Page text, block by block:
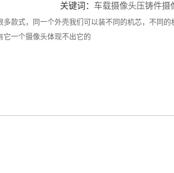
关键词： 车载摄像头压铸件摄
款式，同一个外壳我们可以装不同的机芯，不同
一个摄像头体现不出它的